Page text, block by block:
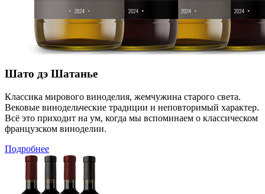
Шато дэ Шатанье
Классика мирового виноделия, жемчужина старого света.
Вековые винодельческие традиции и неповторимый характер.
Всё это приходит на ум, когда мы вспоминаем о классическом
французском виноделии.
Подробнее